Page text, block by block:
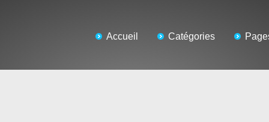
Accueil Catégories